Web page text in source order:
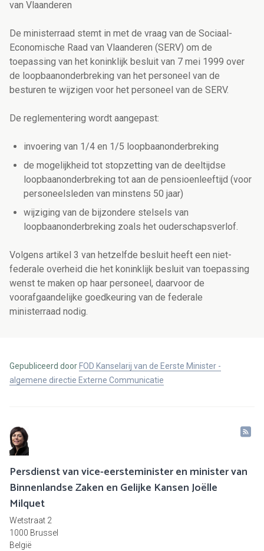
van Vlaanderen
De ministerraad stemt in met de vraag van de Sociaal-
Economische Raad van Vlaanderen (SERV) om de
toepassing van het koninklijk besluit van 7 mei 1999 over
de loopbaanonderbreking van het personeel van de
besturen te wijzigen voor het personeel van de SERV.
De reglementering wordt aangepast:
invoering van 1/4 en 1/5 loopbaanonderbreking
de mogelijkheid tot stopzetting van de deeltijdse
loopbaanonderbreking tot aan de pensioenleeftijd (voor
personeelsleden van minstens 50 jaar)
wijziging van de bijzondere stelsels van
loopbaanonderbreking zoals het ouderschapsverlof.
Volgens artikel 3 van hetzelfde besluit heeft een niet-
federale overheid die het koninklijk besluit van toepassing
wenst te maken op haar personeel, daarvoor de
voorafgaandelijke goedkeuring van de federale
ministerraad nodig.
Gepubliceerd door FOD Kanselarij van de Eerste Minister -
algemene directie Externe Communicatie
Persdienst van vice-eersteminister en minister van
Binnenlandse Zaken en Gelijke Kansen Joëlle
Milquet
Wetstraat 2
1000 Brussel
België